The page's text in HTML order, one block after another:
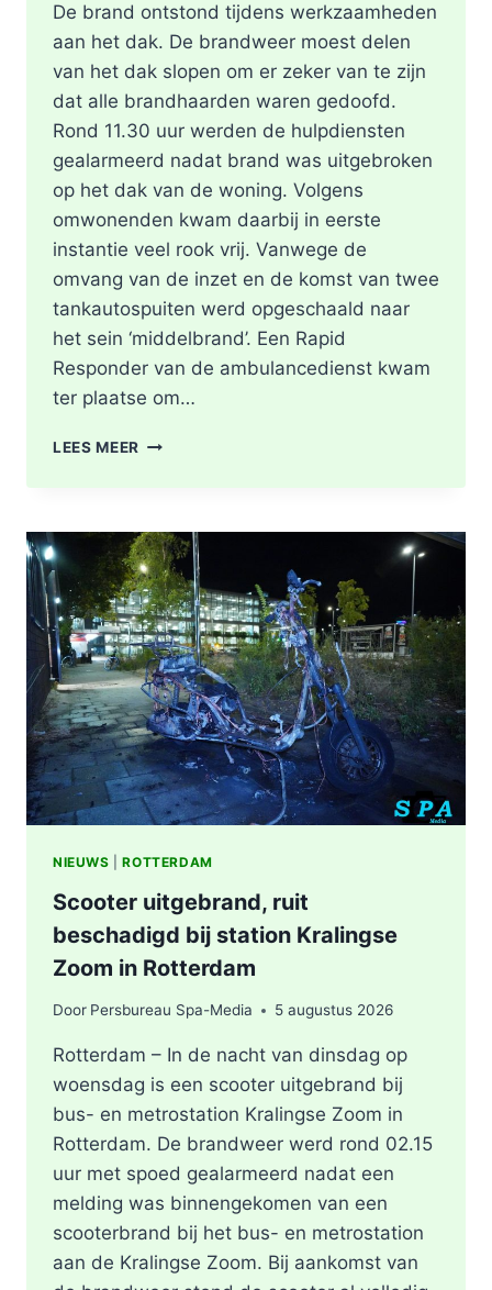
De brand ontstond tijdens werkzaamheden
aan het dak. De brandweer moest delen
van het dak slopen om er zeker van te zijn
dat alle brandhaarden waren gedoofd.
Rond 11.30 uur werden de hulpdiensten
gealarmeerd nadat brand was uitgebroken
op het dak van de woning. Volgens
omwonenden kwam daarbij in eerste
instantie veel rook vrij. Vanwege de
omvang van de inzet en de komst van twee
tankautospuiten werd opgeschaald naar
het sein ‘middelbrand’. Een Rapid
Responder van de ambulancedienst kwam
ter plaatse om…
LEES MEER BRAND
WONING
TIJDENS
WERKZAAMHEDEN
AAN
LIEVEN
DE
KEYSTRAAT
IN
ROTTERDAM
NIEUWS |ROTTERDAM
Scooter uitgebrand, ruit
beschadigd bij station Kralingse
Zoom in Rotterdam
Door Persbureau Spa-Media 5 augustus 2026
Rotterdam – In de nacht van dinsdag op
woensdag is een scooter uitgebrand bij
bus- en metrostation Kralingse Zoom in
Rotterdam. De brandweer werd rond 02.15
uur met spoed gealarmeerd nadat een
melding was binnengekomen van een
scooterbrand bij het bus- en metrostation
aan de Kralingse Zoom. Bij aankomst van